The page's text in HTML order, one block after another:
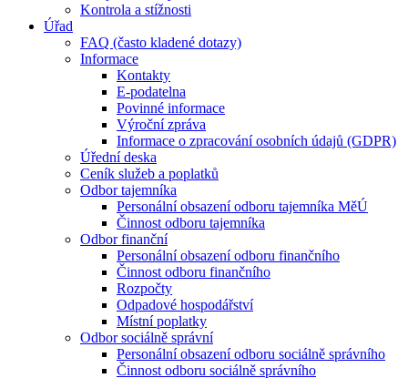
Kontrola a stížnosti
Úřad
FAQ (často kladené dotazy)
Informace
Kontakty
E-podatelna
Povinné informace
Výroční zpráva
Informace o zpracování osobních údajů (GDPR)
Úřední deska
Ceník služeb a poplatků
Odbor tajemníka
Personální obsazení odboru tajemníka MěÚ
Činnost odboru tajemníka
Odbor finanční
Personální obsazení odboru finančního
Činnost odboru finančního
Rozpočty
Odpadové hospodářství
Místní poplatky
Odbor sociálně správní
Personální obsazení odboru sociálně správního
Činnost odboru sociálně správního